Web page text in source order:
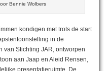
Bennie Wolbers
kondigen met trots de start
in de
van Stichting JAR, ontworpen
aan Jaap en Aleid Rensen,
presentatieruimte. De